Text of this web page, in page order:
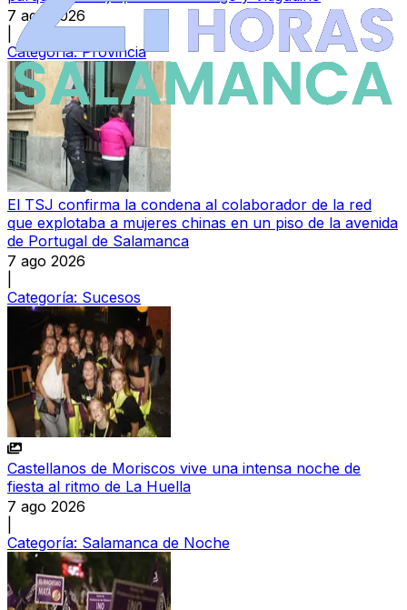
7 ago 2026
Categoría:Provincia
El TSJ confirma la condena al colaborador de la red
que explotaba a mujeres chinas en un piso de la avenida
de Portugal de Salamanca
7 ago 2026
Categoría: Sucesos
Castellanos de Moriscos vive una intensa noche de
fiesta al ritmo de La Huella
7 ago 2026
Categoría: Salamanca de Noche